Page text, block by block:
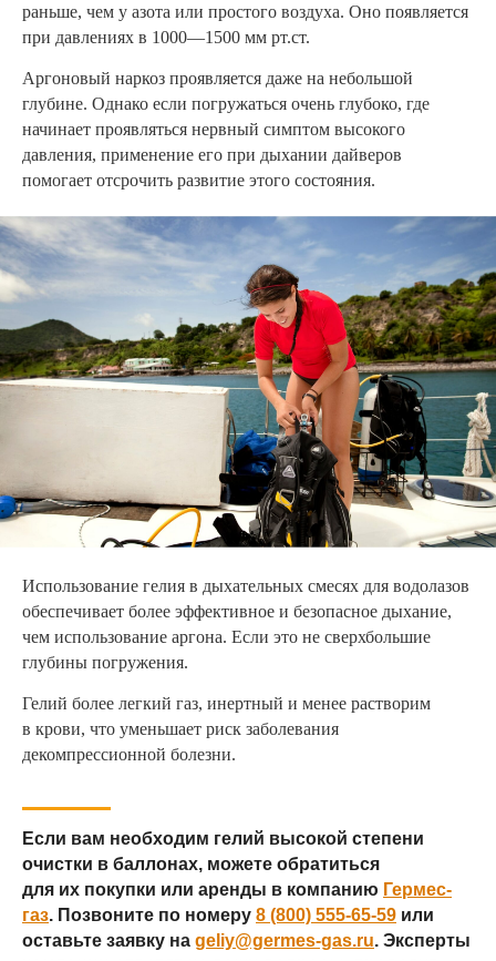
раньше, чем у азота или простого воздуха. Оно появляется
при давлениях в 1000—1500 мм рт.ст.
Аргоновый наркоз проявляется даже на небольшой
глубине. Однако если погружаться очень глубоко, где
начинает проявляться нервный симптом высокого
давления, применение его при дыхании дайверов
помогает отсрочить развитие этого состояния.
Использование гелия в дыхательных смесях для водолазов
обеспечивает более эффективное и безопасное дыхание,
чем использование аргона. Если это не сверхбольшие
глубины погружения.
Гелий более легкий газ, инертный и менее растворим
в крови, что уменьшает риск заболевания
декомпрессионной болезни.
Если вам необходим гелий высокой степени
очистки в баллонах, можете обратиться
для их покупки или аренды в компанию Гермес-
газ. Позвоните по номеру 8 (800) 555-65-59 или
оставьте заявку на geliy@germes-gas.ru. Эксперты